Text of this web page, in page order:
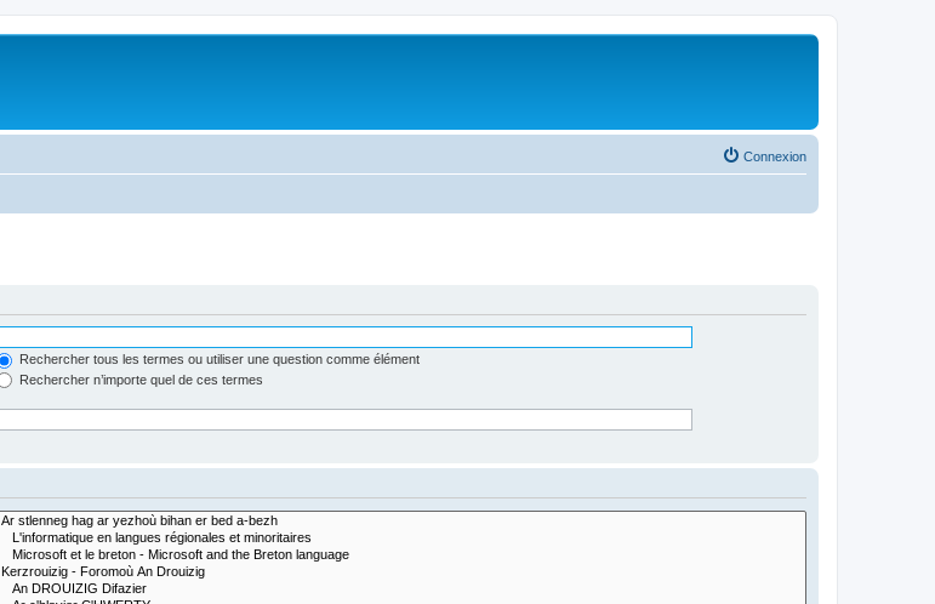
Connexion
Rechercher tous les termes ou utiliser une question comme élément
Rechercher n’importe quel de ces termes